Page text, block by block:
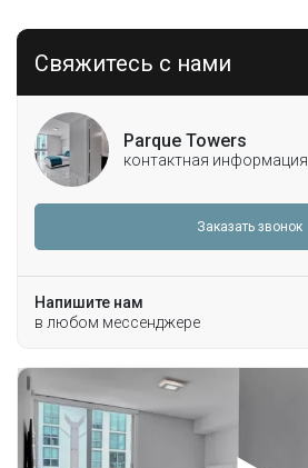
Гараж
Гостевое место
Консьерж на парковке
Автоматические ворота
Свяжитесь с нами
Parque Towers
контактная информация
Заказать звонок
Напишите нам
в любом мессенджере